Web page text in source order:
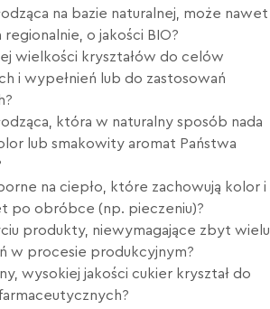
na bazie naturalnej, może nawet
o jakości BIO?
wielkości kryształów do celów
i wypełnień lub do zastosowań
która w naturalny sposób nada
lub smakowity aromat Państwa
na ciepło, które zachowują kolor i
po obróbce (np. pieczeniu)?
produkty, niewymagające zbyt wielu
w procesie produkcyjnym?
wysokiej jakości cukier kryształ do